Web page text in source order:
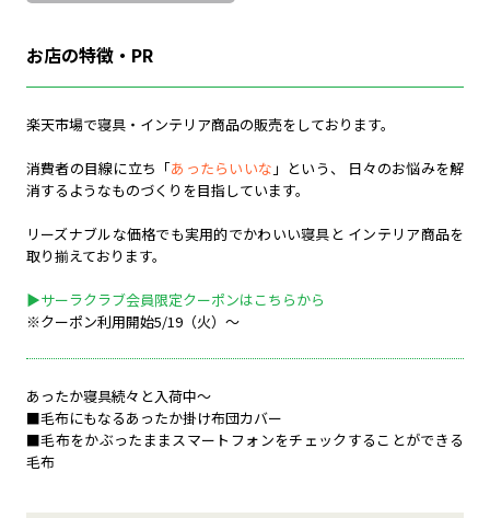
お店の特徴・PR
楽天市場で寝具・インテリア商品の販売をしております。
消費者の目線に立ち「あったらいいな 」という、 日々のお悩みを解
消するようなものづくりを目指しています。
リーズナブルな価格でも実用的でかわいい寝具と インテリア商品を
取り揃えております。
▶サーラクラブ会員限定クーポンはこちらから
※クーポン利用開始5/19（火）～
あったか寝具続々と入荷中～
■毛布にもなるあったか掛け布団カバー
■毛布をかぶったままスマートフォンをチェックすることができる
毛布